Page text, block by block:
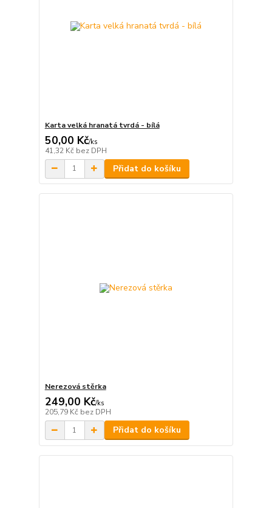
Karta velká hranatá tvrdá - bílá
50,00 Kč/ks
41,32 Kč bez DPH
Přidat do košíku
Nerezová stěrka
249,00 Kč/ks
205,79 Kč bez DPH
Přidat do košíku